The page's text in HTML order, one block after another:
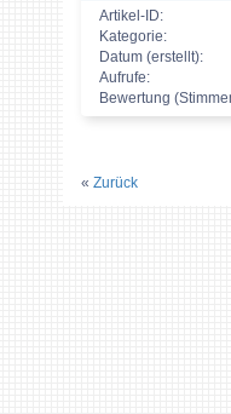
Artikel-ID:
Kategorie:
Datum (erstellt):
Aufrufe:
Bewertung
« Zurück